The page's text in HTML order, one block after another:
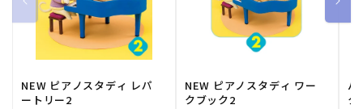
NEW ピアノスタディ レパ
ートリー2
NEW ピアノスタディ ワー
クブック2
バ
ク